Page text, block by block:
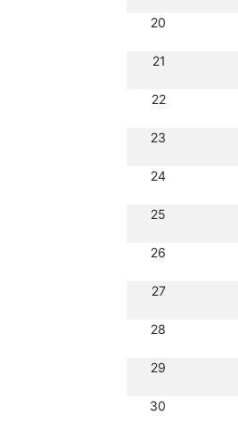
20
21
22
23
24
25
26
27
28
29
30